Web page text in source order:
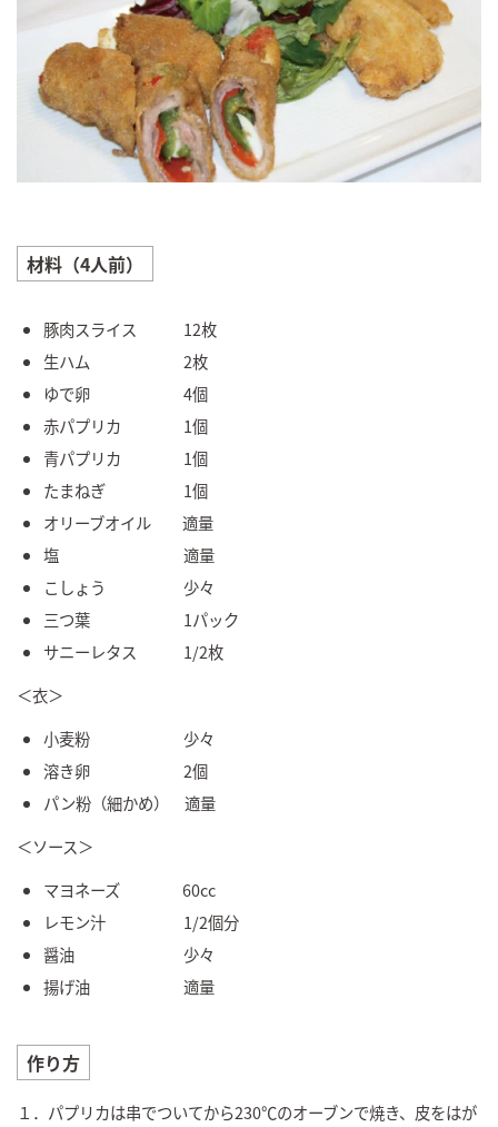
材料（4人前）
豚肉スライス 12枚
生ハム 2枚
ゆで卵 4個
赤パプリカ 1個
青パプリカ 1個
たまねぎ 1個
オリーブオイル 適量
塩 適量
こしょう 少々
三つ葉 1パック
サニーレタス 1/2枚
＜衣＞
小麦粉 少々
溶き卵 2個
パン粉（細かめ） 適量
＜ソース＞
マヨネーズ 60cc
レモン汁 1/2個分
醤油 少々
揚げ油 適量
作り方
１．パプリカは串でついてから230℃のオーブンで焼き、皮をはが